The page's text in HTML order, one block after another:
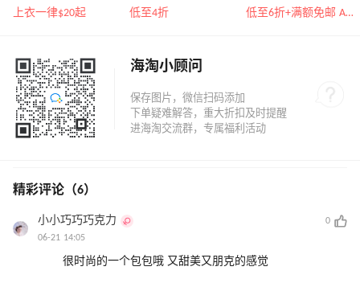
上衣一律$20起
帽衫$24、针织T恤$19
低至4折
注 Nike、New
低至6折+满额免邮 A$160
海淘小顾问
精彩评论（6）
小小巧巧巧克力
0
06-21 14:05
很时尚的一个包包哦 又甜美又朋克的感觉